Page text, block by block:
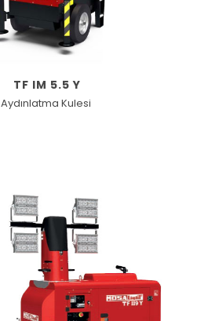
TF IM 5.5 Y
Aydınlatma Kulesi